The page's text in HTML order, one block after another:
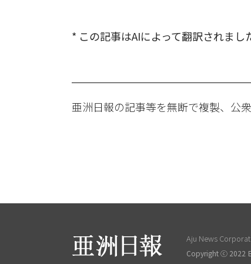
* この記事はAIによって翻訳されまし
亜洲日報の記事等を無断で複製、公
Aju News
Copyright ⓒ 2022